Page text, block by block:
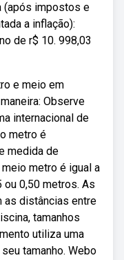
(após impostos e
a inflação):
de r$ 10. 998,03
e meio em
Observe
internacional de
metro é
medida de
metro é igual a
ou 0,50 metros. As
as distâncias entre
tamanhos
utiliza uma
tamanho. Webo